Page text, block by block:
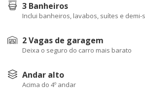
3 Banheiros
Inclui banheiros, lavabos, suítes e demi-
2 Vagas de garagem
Deixa o seguro do carro mais barato
Andar alto
Acima do 4º andar